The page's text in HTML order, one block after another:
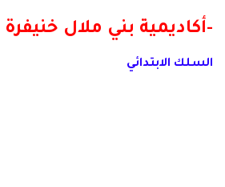
-أكاديمية بني ملال خنيفرة
السلك الابتدائي